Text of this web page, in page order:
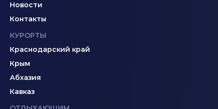
Новости
Контакты
КУРОРТЫ
Краснодарский край
Крым
Абхазия
Кавказ